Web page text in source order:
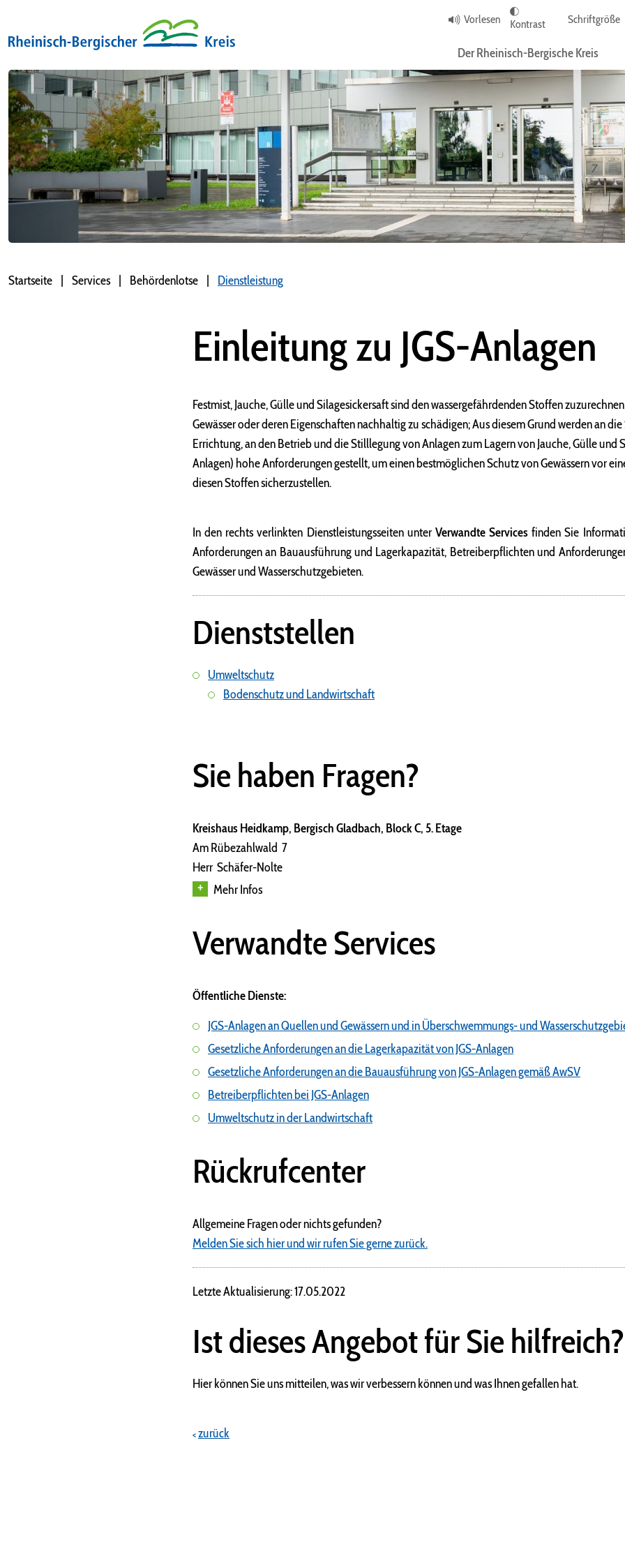
Vorlesen Kontrast Schriftgröße
Der Rheinisch-Bergische Kreis
Startseite Services Behördenlotse Dienstleistung
Einleitung zu JGS-Anlagen
Festmist, Jauche, Gülle und Silagesickersaft sind den wassergefährdenden Stoffen
Gewässer oder deren Eigenschaften nachhaltig zu schädigen; Aus diesem Grund werden an
Errichtung, an den Betrieb und die Stilllegung von Anlagen zum Lagern von Jauche, Gülle und
Anlagen) hohe Anforderungen gestellt, um einen bestmöglichen Schutz von Gewässern vor
diesen Stoffen sicherzustellen.
In den rechts verlinkten Dienstleistungsseiten unterVerwandte Services finden Sie
Anforderungen an Bauausführung und Lagerkapazität, Betreiberpflichten und
Gewässer und Wasserschutzgebieten.
Dienststellen
Umweltschutz
Bodenschutz und Landwirtschaft
Sie haben Fragen?
Kreishaus Heidkamp, Bergisch Gladbach, Block C, 5. Etage
Am Rübezahlwald 7
Herr Schäfer-Nolte
Mehr Infos
Verwandte Services
Öffentliche Dienste:
JGS-Anlagen an Quellen und Gewässern und in Überschwemmungs- und
Gesetzliche Anforderungen an die Lagerkapazität von JGS-Anlagen
Gesetzliche Anforderungen an die Bauausführung von JGS-Anlagen gemäß AwSV
Betreiberpflichten bei JGS-Anlagen
Umweltschutz in der Landwirtschaft
Rückrufcenter
Allgemeine Fragen oder nichts gefunden?
Melden Sie sich hier und wir rufen Sie gerne zurück.
Letzte Aktualisierung: 17.05.2022
Ist dieses Angebot für Sie hilfreich?
Hier können Sie uns mitteilen, was wir verbessern können und was Ihnen gefallen hat.
zurück